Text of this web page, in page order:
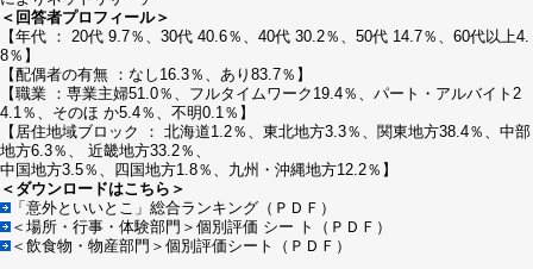
＜回答者プロフィール＞
【年代 ： 20代 9.7％、30代 40.6％、40代 30.2％、50代 14.7％、60代以上4.
8％】
【配偶者の有無 ：なし16.3％、あり83.7％】
【職業 ：専業主婦51.0％、フルタイムワーク19.4％、パート・アルバイト2
4.1％、そのほ か5.4％、不明0.1％】
【居住地域ブロック ： 北海道1.2％、東北地方3.3％、関東地方38.4％、中部
地方6.3％、 近畿地方33.2％、
中国地方3.5％、四国地方1.8％、九州・沖縄地方12.2％】
＜ダウンロードはこちら＞
「意外といいとこ」総合ランキング（ＰＤＦ）
＜場所・行事・体験部門＞個別評価 シー ト（ＰＤＦ）
＜飲食物・物産部門＞個別評価シート（ＰＤＦ）